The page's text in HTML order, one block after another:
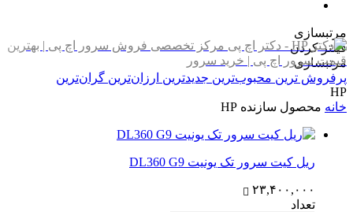
مرتبسازی
فیلتر کردن
مرتبسازی
پرفروش ترین محبوب‌ترین جدیدترین ارزان‌ترین گران‌ترین
HP
خانه محصول سازنده HP
ریل کیت سرور تک یونیت DL360 G9
۲۳,۴۰۰,۰۰۰
تعداد